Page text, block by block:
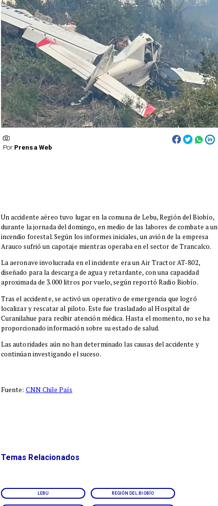
Por Prensa Web
Un accidente aéreo tuvo lugar en la comuna de Lebu, Región del Biobío,
durante la jornada del domingo, en medio de las labores de combate a un
incendio forestal. Según los informes iniciales, un avión de la empresa
Arauco sufrió un capotaje mientras operaba en el sector de Trancalco.
La aeronave involucrada en el incidente era un Air Tractor AT-802,
diseñado para la descarga de agua y retardante, con una capacidad
aproximada de 3.000 litros por vuelo, según reportó Radio Biobío.
Tras el accidente, se activó un operativo de emergencia que logró
localizar y rescatar al piloto. Este fue trasladado al Hospital de
Curanilahue para recibir atención médica. Hasta el momento, no se ha
proporcionado información sobre su estado de salud.
Las autoridades aún no han determinado las causas del accidente y
continúan investigando el suceso.
Fuente: CNN Chile País
LEBU REGIÓN DEL BIOBÍO
Temas Relacionados